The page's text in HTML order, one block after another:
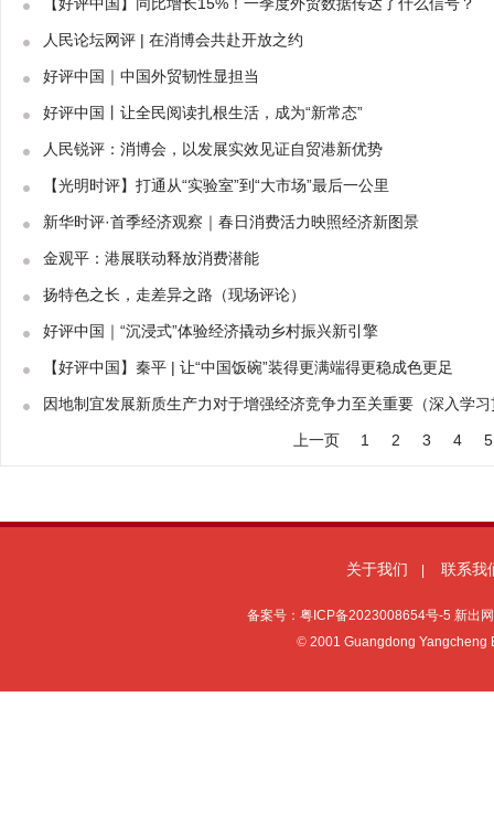
人民论坛网评 | 在消博会共赴开放之约
好评中国｜中国外贸韧性显担当
好评中国丨让全民阅读扎根生活，成为“新常态”
人民锐评：消博会，以发展实效见证自贸港新优势
【光明时评】打通从“实验室”到“大市场”最后一公里
新华时评·首季经济观察｜春日消费活力映照经济新图景
金观平：港展联动释放消费潜能
扬特色之长，走差异之路（现场评论）
好评中国｜“沉浸式”体验经济撬动乡村振兴新引擎
【好评中国】秦平 | 让“中国饭碗”装得更满端得更稳成色更足
因地制宜发展新质生产力对于增强经济竞争力至关重要（深入学
上一页 1 2 3 4 5